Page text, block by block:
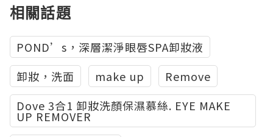
相關話題
POND’s，深層潔淨眼唇SPA卸妝液
卸妝，洗面
make up
Remove
Dove 3合1 卸妝洗顏保濕慕絲. EYE MAKE
UP REMOVER